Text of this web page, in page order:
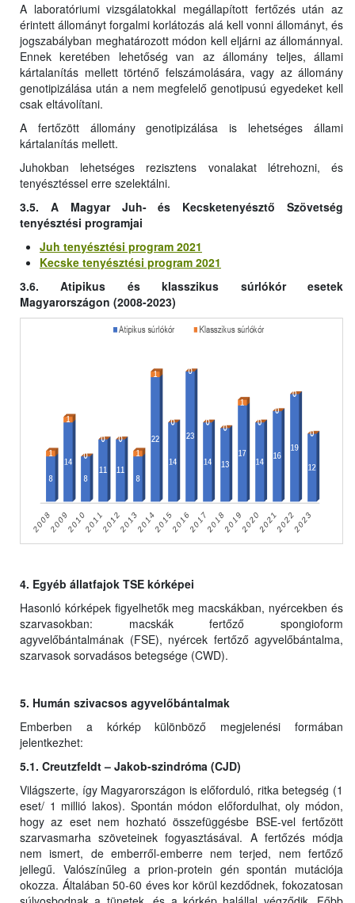
A laboratóriumi vizsgálatokkal megállapított fertőzés után az
érintett állományt forgalmi korlátozás alá kell vonni állományt, és
jogszabályban meghatározott módon kell eljárni az állománnyal.
Ennek keretében lehetőség van az állomány teljes, állami
kártalanítás mellett történő felszámolására, vagy az állomány
genotipizálása után a nem megfelelő genotipusú egyedeket kell
csak eltávolítani.
A fertőzött állomány genotipizálása is lehetséges állami
kártalanítás mellett.
Juhokban lehetséges rezisztens vonalakat létrehozni, és
tenyésztéssel erre szelektálni.
3.5. A Magyar Juh- és Kecsketenyésztő Szövetség
tenyésztési programjai
Juh tenyésztési program 2021
Kecske tenyésztési program 2021
3.6. Atipikus és klasszikus súrlókór esetek
Magyarországon (2008-2023)
4. Egyéb állatfajok TSE kórképei
Hasonló kórképek figyelhetők meg macskákban, nyércekben és
szarvasokban: macskák fertőző spongioform
agyvelőbántalmának (FSE), nyércek fertőző agyvelőbántalma,
szarvasok sorvadásos betegsége (CWD).
5. Humán szivacsos agyvelőbántalmak
Emberben a kórkép különböző megjelenési formában
jelentkezhet:
5.1. Creutzfeldt – Jakob-szindróma (CJD)
Világszerte, így Magyarországon is előforduló, ritka betegség (1
eset/ 1 millió lakos). Spontán módon előfordulhat, oly módon,
hogy az eset nem hozható összefüggésbe BSE-vel fertőzött
szarvasmarha szöveteinek fogyasztásával. A fertőzés módja
nem ismert, de emberről-emberre nem terjed, nem fertőző
jellegű. Valószínűleg a prion-protein gén spontán mutációja
okozza. Általában 50-60 éves kor körül kezdődnek, fokozatosan